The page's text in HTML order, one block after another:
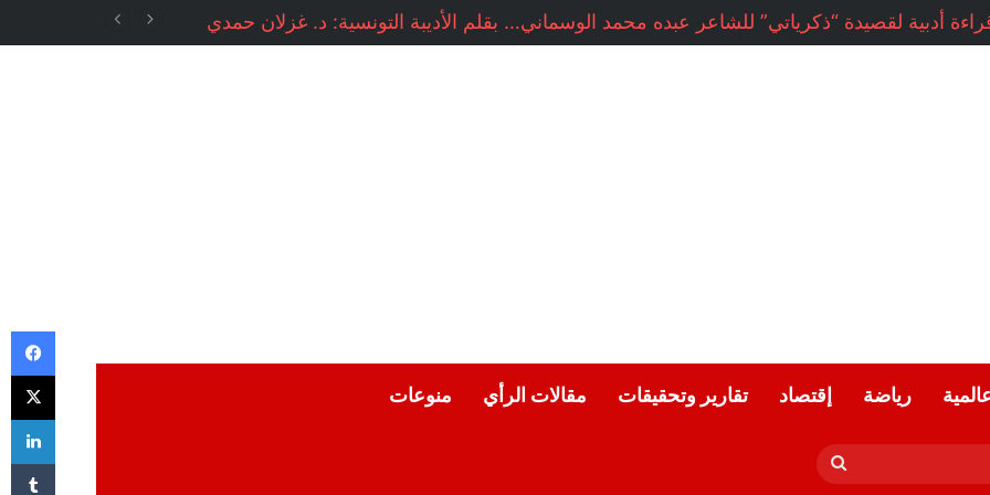
أدبية لقصيدة “ذكرياتي” للشاعر عبده محمد الوسماني… بقلم الأديبة التونسية: د. غزلان حمدي
رياضة إقتصاد تقارير وتحقيقات مقالات الرأي منوعات
بحث
‫X